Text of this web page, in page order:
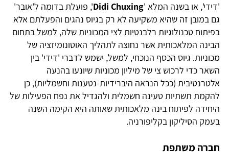
'דידי', או בשנה המלא 'Didi Chuxing', פועלת בדומה ל'אובר'
גם במובן זה שהיא משקיעה לא רק בגיוס נהגים והפעלתם אלא
בפיתוח טכנולוגיות רלבנטיות לצי המכוניות שלה, למשל בתחום
הבינה המלאכותית אשר נחוצה לתהליך האוטונומיזציה של
מכוניות. גיוס הכסף הנוכחי, למשל, ישמש לדברי 'דידי' בין
השאר כדי לרכוש צי של מיליון מכוניות שיונעו בהנעה
אלטרנטיבית (ככל הנראה היברידיות-נטענות וחשמליות), כן
להקמת תשתיות טעינה חשמלית ולהגדיל את נפח הפעילות של
היחידה לפיתוח בינה מלאכותית שאותה היא הקימה השנה
בעמק הסיליקון בקליפורניה.
חברה משתפת